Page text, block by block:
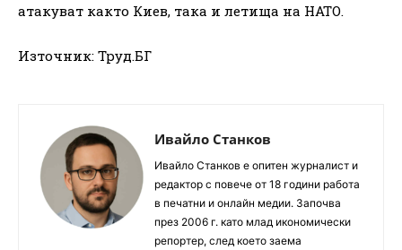
атакуват както Киев, така и летища на НАТО.
Източник: Труд.БГ
Ивайло Станков
Ивайло Станков е опитен журналист и
редактор с повече от 18 години работа
в печатни и онлайн медии. Започва
през 2006 г. като млад икономически
репортер, след което заема